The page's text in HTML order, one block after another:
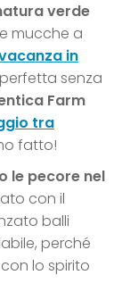
verde
mucche a
in
senza
Farm
tra
fatto!
le pecore nel
con il
balli
perché
lo spirito